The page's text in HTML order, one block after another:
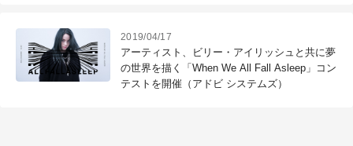
2019/04/17
アーティスト、ビリー・アイリッシュと共に夢
の世界を描く「When We All Fall Asleep」コン
テストを開催（アドビ システムズ）